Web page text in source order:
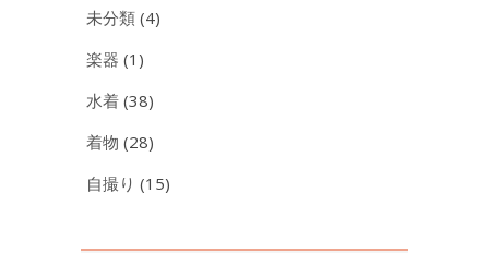
未分類 (4)
楽器 (1)
水着 (38)
着物 (28)
自撮り (15)